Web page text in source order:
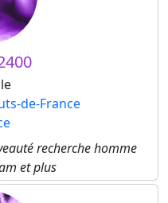
de-France
recherche homme
et plus